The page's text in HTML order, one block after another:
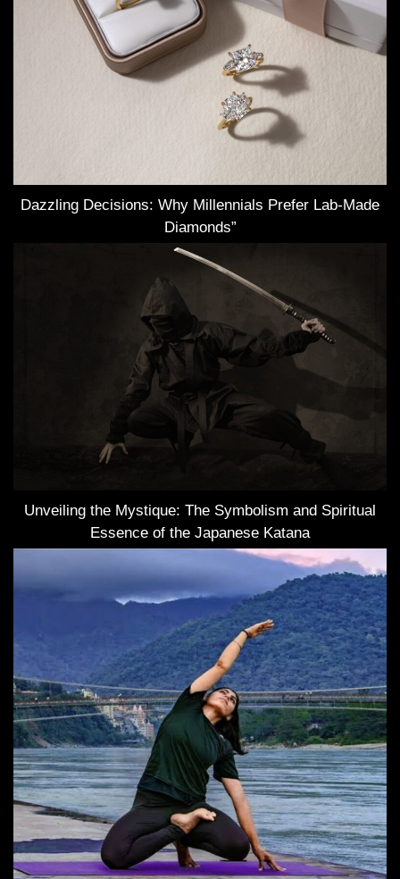
Dazzling Decisions: Why Millennials Prefer Lab-Made
Diamonds”
Unveiling the Mystique: The Symbolism and Spiritual
Essence of the Japanese Katana